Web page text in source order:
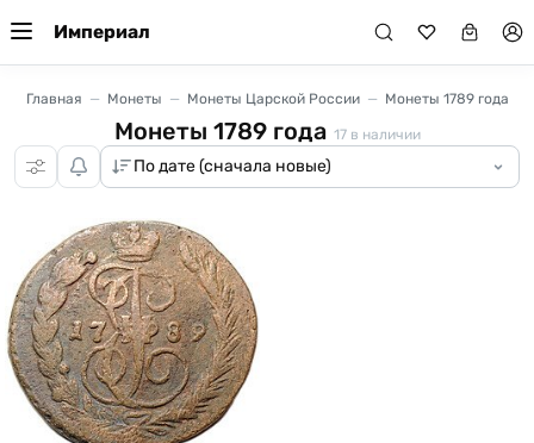
Империал
Главная Монеты Монеты Царской России Монеты 1789 года
Монеты 1789 года 17в наличии